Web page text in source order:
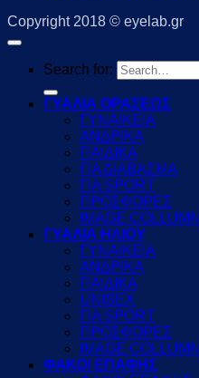
Copyright 2018 © eyelab.gr
Search for:
ΓΥΑΛΙΑ ΟΡΑΣΕΩΣ
ΓΥΝΑΙΚΕΙΑ
ΑΝΔΡΙΚΑ
ΠΑΙΔΙΚΑ
ΓΙΑ ΔΙΑΒΑΣΜΑ
ΓΙΑ SPORT
ΠΡΟΣΦΟΡΕΣ
IMAGE COLLUMN
ΓΥΑΛΙΑ ΗΛΙΟΥ
ΓΥΝΑΙΚΕΙΑ
ΑΝΔΡΙΚΑ
ΠΑΙΔΙΚΑ
UNISEX
ΓΙΑ SPORT
ΠΡΟΣΦΟΡΕΣ
IMAGE COLLUMN
ΦΑΚΟΙ ΕΠΑΦΗΣ